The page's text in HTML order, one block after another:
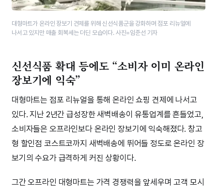
대형마트가 온라인 장보기 견제를 위해 신선식품군을 강화하며 점포 리뉴얼에
나서고 있지만 매출 회복세는 더딘 모습이다. 사진=임준선 기자
신선식품 확대 등에도 “소비자 이미 온라인
장보기에 익숙”
대형마트는 점포 리뉴얼을 통해 온라인 쇼핑 견제에 나서고
있다. 지난 2년간 급성장한 새벽배송이 유통업계를 흔들었고,
소비자들은 오프라인보다 온라인 장보기에 익숙해졌다. 창고
형 할인점 코스트코까지 새벽배송에 뛰어들 정도로 온라인 장
보기의 수요가 급격하게 커진 상황이다.
그간 오프라인 대형마트는 가격 경쟁력을 앞세우며 고객 모시